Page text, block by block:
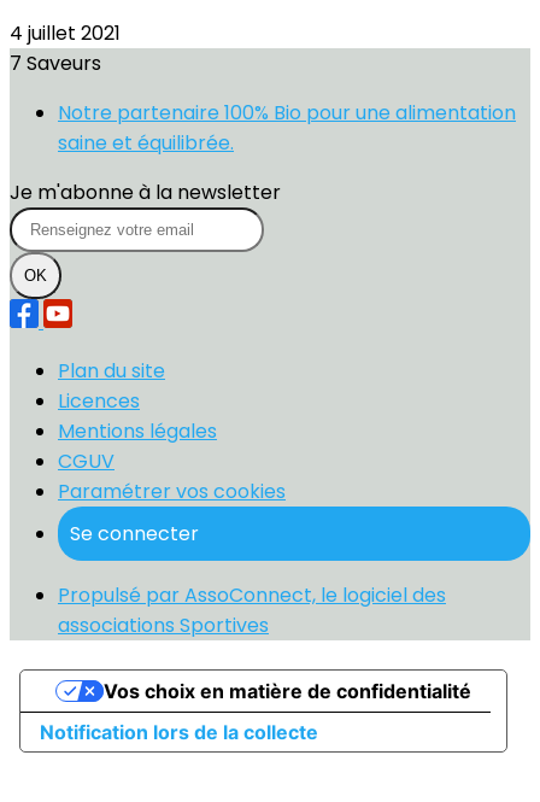
4 juillet 2021
7 Saveurs
Notre partenaire 100% Bio pour une alimentation
saine et équilibrée.
Je m'abonne à la newsletter
OK
Plan du site
Licences
Mentions légales
CGUV
Paramétrer vos cookies
Se connecter
Propulsé par AssoConnect, le logiciel des
associations Sportives
Notification lors de la collecte
Vos choix en matière de confidentialité